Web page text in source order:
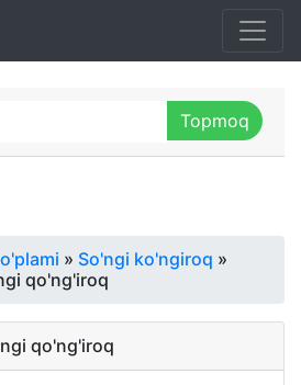
» So'ngi ko'ngiroq »
qo'ng'iroq
qo'ng'iroq